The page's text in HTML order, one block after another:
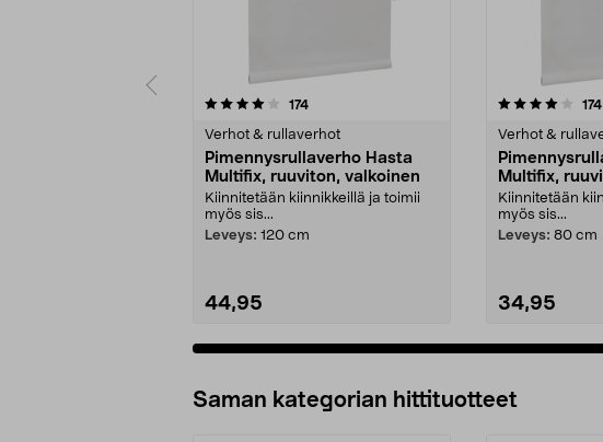
174arvostelut
Verhot & rullaverhot
Pimennysrullaverho Hasta
Multifix, ruuviton, valkoinen
Kiinnitetään kiinnikkeillä ja toimii
myös sis...
Leveys: 120 cm
44,95
4.0viidestä
174
Verhot &
Multifix,
Kiinnitetään
myös sis...
Leveys: 80 cm
34,95
Saman kategorian hittituotteet